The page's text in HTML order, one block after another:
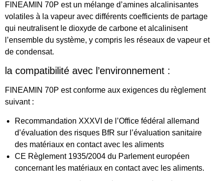
FINEAMIN 70P est un mélange d’amines alcalinisantes
volatiles à la vapeur avec différents coefficients de partage
qui neutralisent le dioxyde de carbone et alcalinisent
l’ensemble du système, y compris les réseaux de vapeur et
de condensat.
la compatibilité avec l’environnement :
FINEAMIN 70P est conforme aux exigences du règlement
suivant :
Recommandation XXXVI de l’Office fédéral allemand
d’évaluation des risques BfR sur l’évaluation sanitaire
des matériaux en contact avec les aliments
CE Règlement 1935/2004 du Parlement européen
concernant les matériaux en contact avec les aliments.